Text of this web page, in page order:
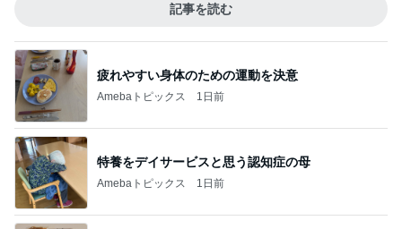
記事を読む
疲れやすい身体のための運動を決意
Amebaトピックス 1日前
特養をデイサービスと思う認知症の母
Amebaトピックス 1日前